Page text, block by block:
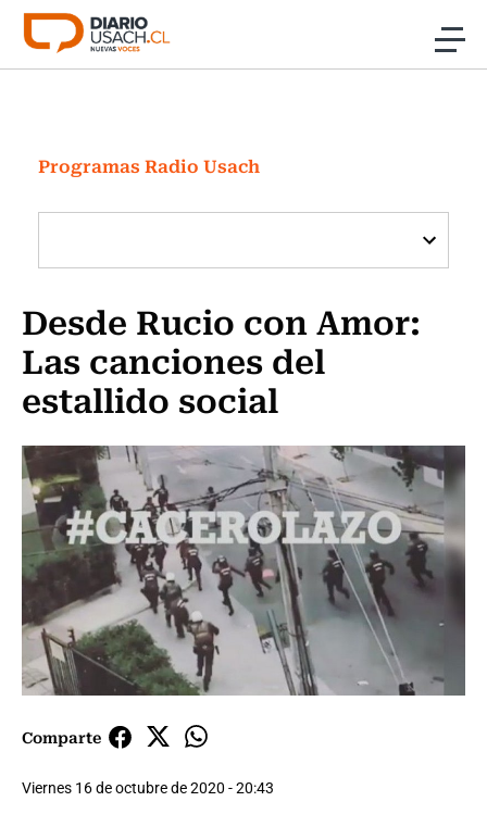
Click acá para ir directamente al contenido
Investigación
Cultura
Programas Radio y TV Usach
Programas Radio Usach
Desde Rucio con Amor:
Las canciones del
estallido social
Comparte
Viernes 16 de octubre de 2020 - 20:43